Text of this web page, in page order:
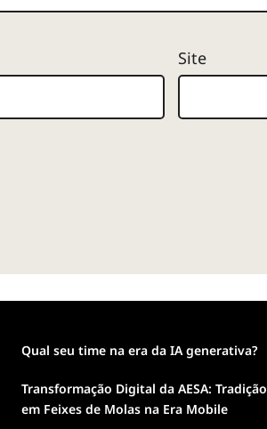
Site
Qual seu time na era da IA generativa?
Transformação Digital da AESA: Tradição
em Feixes de Molas na Era Mobile